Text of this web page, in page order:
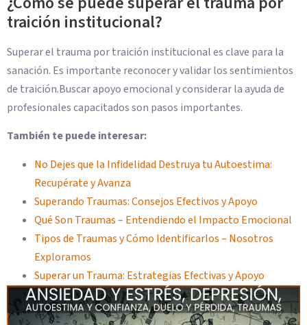
traición institucional?
Superar el trauma por traición institucional es clave para la
sanación. Es importante reconocer y validar los sentimientos
de traición.Buscar apoyo emocional y considerar la ayuda de
profesionales capacitados son pasos importantes.
También te puede interesar:
No Dejes que la Infidelidad Destruya tu Autoestima:
Recupérate y Avanza
Superando Traumas: Consejos Efectivos y Apoyo
Qué Son Traumas – Entendiendo el Impacto Emocional
Tipos de Traumas y Cómo Identificarlos – Nosotros
Exploramos
Superar un Trauma: Estrategias Efectivas y Apoyo